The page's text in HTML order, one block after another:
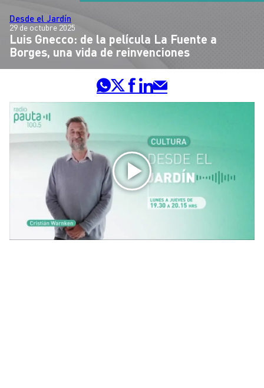
Desde el Jardín
29 de octubre 2025
Luis Gnecco: de la película La Fuente a
Borges, una vida de reinvenciones